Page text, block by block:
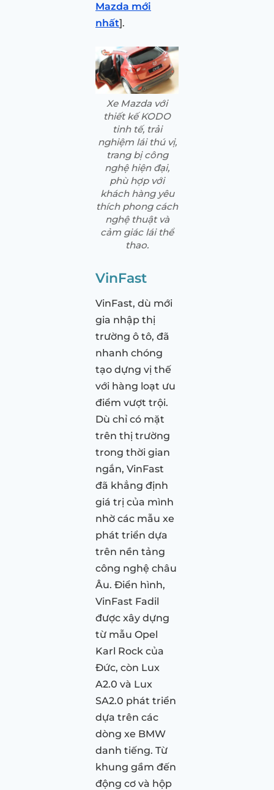
Mazda mới
nhất].
Xe Mazda với
thiết kế KODO
tinh tế, trải
nghiệm lái thú vị,
trang bị công
nghệ hiện đại,
phù hợp với
khách hàng yêu
thích phong cách
nghệ thuật và
cảm giác lái thể
thao.
VinFast
VinFast, dù mới
gia nhập thị
trường ô tô, đã
nhanh chóng
tạo dựng vị thế
với hàng loạt ưu
điểm vượt trội.
Dù chỉ có mặt
trên thị trường
trong thời gian
ngắn, VinFast
đã khẳng định
giá trị của mình
nhờ các mẫu xe
phát triển dựa
trên nền tảng
công nghệ châu
Âu. Điển hình,
VinFast Fadil
được xây dựng
từ mẫu Opel
Karl Rock của
Đức, còn Lux
A2.0 và Lux
SA2.0 phát triển
dựa trên các
dòng xe BMW
danh tiếng. Từ
khung gầm đến
động cơ và hộp